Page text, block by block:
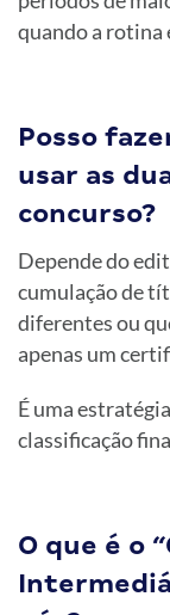
quando a rotina
Posso
usar as
concurso?
Depende do
cumulação de
diferentes ou
apenas um
É uma
classificação
O que é o